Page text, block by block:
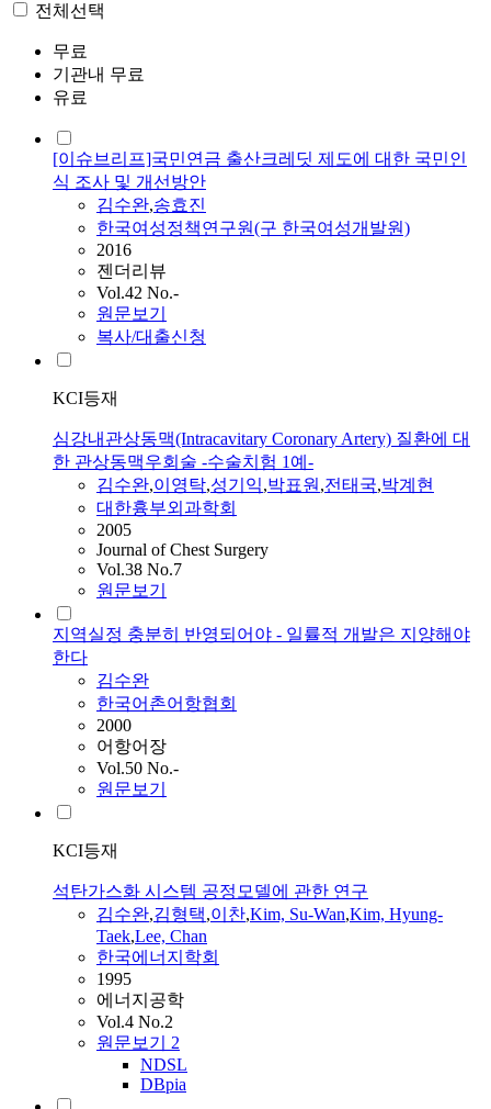
전체선택
무료
기관내 무료
유료
[이슈브리프]국민연금 출산크레딧 제도에 대한 국민인
식 조사 및 개선방안
김수완,송효진
한국여성정책연구원(구 한국여성개발원)
2016
젠더리뷰
Vol.42 No.-
원문보기
복사/대출신청
KCI등재
심강내관상동맥(Intracavitary Coronary Artery) 질환에 대
한 관상동맥우회술 -수술치험 1예-
김수완,이영탁,성기익,박표원,전태국,박계현
대한흉부외과학회
2005
Journal of Chest Surgery
Vol.38 No.7
원문보기
지역실정 충분히 반영되어야 - 일률적 개발은 지양해야
한다
김수완
한국어촌어항협회
2000
어항어장
Vol.50 No.-
원문보기
KCI등재
석탄가스화 시스템 공정모델에 관한 연구
김수완,김형택,이찬,Kim, Su-Wan,Kim, Hyung-
Taek,Lee, Chan
한국에너지학회
1995
에너지공학
Vol.4 No.2
원문보기 2
NDSL
DBpia